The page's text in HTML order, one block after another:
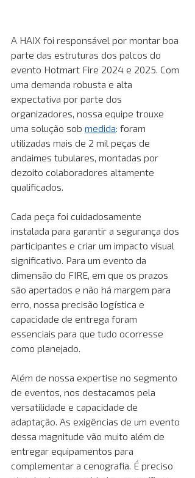
A HAIX foi responsável por montar boa
parte das estruturas dos palcos do
evento Hotmart Fire 2024 e 2025. Com
uma demanda robusta e alta
expectativa por parte dos
organizadores, nossa equipe trouxe
uma solução sob medida: foram
utilizadas mais de 2 mil peças de
andaimes tubulares, montadas por
dezoito colaboradores altamente
qualificados.
Cada peça foi cuidadosamente
instalada para garantir a segurança dos
participantes e criar um impacto visual
significativo. Para um evento da
dimensão do FIRE, em que os prazos
são apertados e não há margem para
erro, nossa precisão logística e
capacidade de entrega foram
essenciais para que tudo ocorresse
como planejado.
Além de nossa expertise no segmento
de eventos, nos destacamos pela
versatilidade e capacidade de
adaptação. As exigências de um evento
dessa magnitude vão muito além de
entregar equipamentos para
complementar a cenografia. É preciso